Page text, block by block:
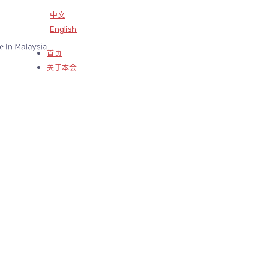
中文
English
首页
关于本会